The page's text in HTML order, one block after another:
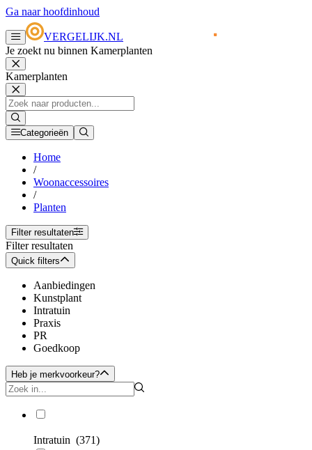
Ga naar hoofdinhoud
VERGELIJK.NL
Je zoekt nu binnen Kamerplanten
Kamerplanten
Categorieën
Home
/
Woonaccessoires
/
Planten
Filter resultaten
Filter resultaten
Quick filters
Aanbiedingen
Kunstplant
Intratuin
Praxis
PR
Goedkoop
Heb je merkvoorkeur?
Intratuin (371)